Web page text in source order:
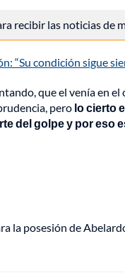
recibir las noticias de
“Su condición sigue
que el venía en
pero lo cierto
del golpe y por eso
la posesión de